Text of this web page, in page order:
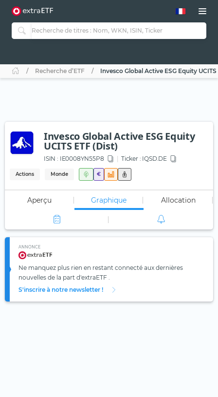
Recherche d’ETF Invesco Global Active ESG Equity UCITS
Invesco Global Active ESG Equity
UCITS ETF (Dist)
ISIN : IE0008YN55P8 Ticker : IQSD.DE
Actions Monde €
Aperçu Graphique Allocation
ANNONCE
Ne manquez plus rien en restant connecté aux dernières
nouvelles de la part d'extraETF .
S'inscrire à notre newsletter !